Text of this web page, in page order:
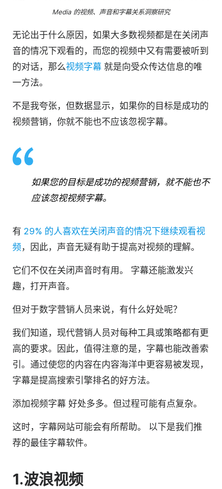
Media 的视频、声音和字幕关系洞察研究
无论出于什么原因，如果大多数视频都是在关闭声
音的情况下观看的，而您的视频中又有需要被听到
的对话，那么视频字幕 就是向受众传达信息的唯
一方法。
不是我夸张，但数据显示，如果你的目标是成功的
视频营销，你就不能也不应该忽视字幕。
如果您的目标是成功的视频营销，就不能也不
应该忽视视频字幕。
有 29% 的人喜欢在关闭声音的情况下继续观看视
频，因此，声音无疑有助于提高对视频的理解。
它们不仅在关闭声音时有用。 字幕还能激发兴
趣，打开声音。
但对于数字营销人员来说，有什么好处呢？
我们知道，现代营销人员对每种工具或策略都有更
高的要求。因此，值得注意的是，字幕也能改善索
引。通过使您的内容在内容海洋中更容易被发现，
字幕是提高搜索引擎排名的好方法。
添加视频字幕 好处多多。但过程可能有点复杂。
这时，字幕网站可能会有所帮助。 以下是我们推
荐的最佳字幕软件。
1.波浪视频